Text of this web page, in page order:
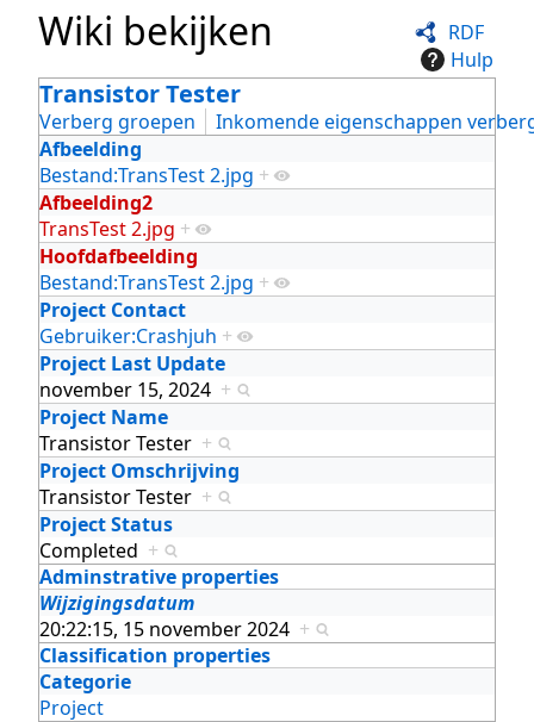
RDF
Hulp
Wiki bekijken
Transistor Tester
Verberg groepen
Inkomende eigenschappen
Afbeelding
Bestand:TransTest 2.jpg +
Afbeelding2
TransTest 2.jpg +
Hoofdafbeelding
Bestand:TransTest 2.jpg +
Project Contact
Gebruiker:Crashjuh +
Project Last Update
november 15, 2024 +
Project Name
Transistor Tester +
Project Omschrijving
Transistor Tester +
Project Status
Completed +
Adminstrative properties
Wijzigingsdatum
20:22:15, 15 november 2024 +
Classification properties
Categorie
Project